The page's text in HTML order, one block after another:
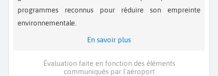
programmes reconnus pour réduire son empreinte
environnementale.
En savoir plus
Évaluation faite en fonction des éléments
communiqués par l'aéroport